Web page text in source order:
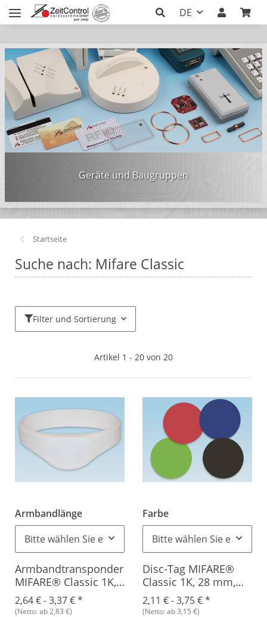
DE
Geräte und Baugruppen
Startseite
Suche nach: Mifare Classic
Filter und Sortierung
Artikel 1 - 20 von 20
Armbandlänge
Bitte wählen Sie eine Variation.
Armbandtransponder
MIFARE® Classic 1K,
Silikon
2,64 € -3,37 €*
(Netto: ab 2,83 €)
Farbe
Bitte wählen Sie eine
Disc-Tag MIFARE®
Classic 1K, 28 mm,
Plastik
2,11 € -3,75 €*
(Netto: ab 3,15 €)